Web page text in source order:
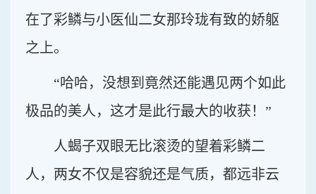
在了彩鳞与小医仙二女那玲珑有致的娇躯
之上。
“哈哈，没想到竟然还能遇见两个如此
极品的美人，这才是此行最大的收获！”
人蝎子双眼无比滚烫的望着彩鳞二
人，两女不仅是容貌还是气质，都远非云